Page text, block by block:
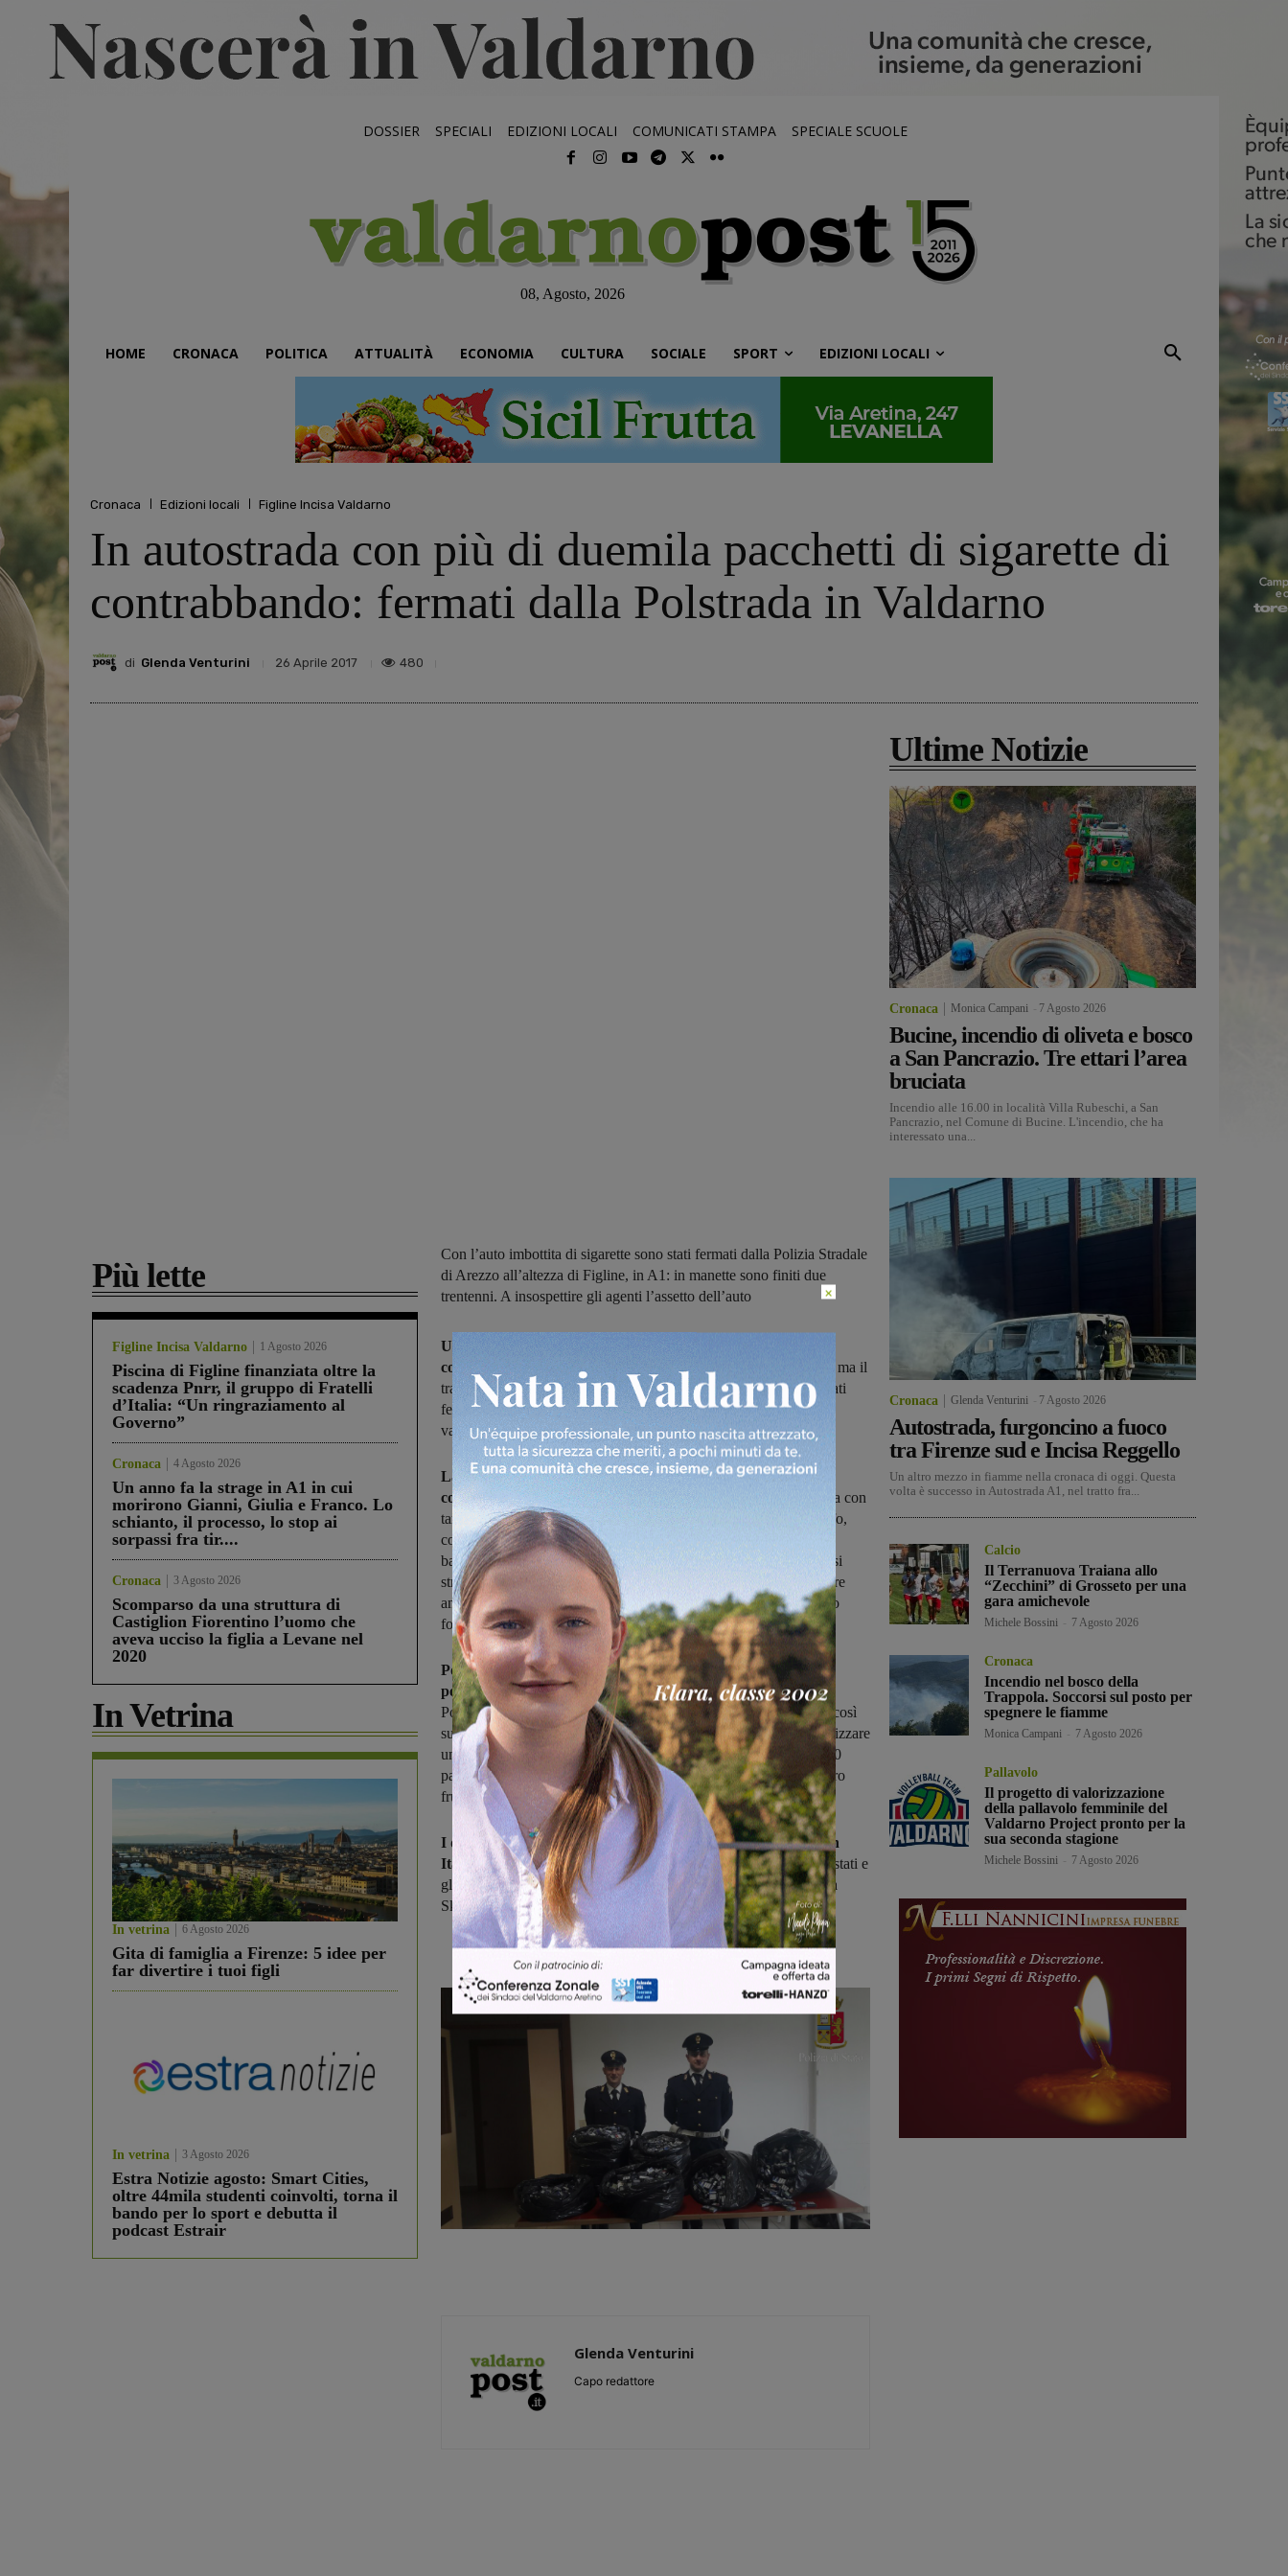
DOSSIER SPECIALI EDIZIONI LOCALI COMUNICATI STAMPA SPECIALE SCUOLE
08, Agosto, 2026
HOME CRONACA POLITICA ATTUALITÀ ECONOMIA CULTURA SOCIALE SPORT EDIZIONI LOCALI
Cronaca Edizioni locali Figline Incisa Valdarno
In autostrada con più di duemila pacchetti di sigarette di
contrabbando: fermati dalla Polstrada in Valdarno
di Glenda Venturini 26 Aprile 2017 480
Più lette
Figline Incisa Valdarno 1 Agosto 2026
Piscina di Figline finanziata oltre la
scadenza Pnrr, il gruppo di Fratelli
d’Italia: “Un ringraziamento al
Governo”
Cronaca 4 Agosto 2026
Un anno fa la strage in A1 in cui
morirono Gianni, Giulia e Franco. Lo
schianto, il processo, lo stop ai
sorpassi fra tir....
Cronaca 3 Agosto 2026
Scomparso da una struttura di
Castiglion Fiorentino l’uomo che
aveva ucciso la figlia a Levane nel
2020
In Vetrina
In vetrina 6 Agosto 2026
Gita di famiglia a Firenze: 5 idee per
far divertire i tuoi figli
In vetrina 3 Agosto 2026
Estra Notizie agosto: Smart Cities,
oltre 44mila studenti coinvolti, torna il
bando per lo sport e debutta il
podcast Estrair
Con l’auto imbottita di sigarette sono stati fermati dalla Polizia Stradale
di Arezzo all’altezza di Figline, in A1: in manette sono finiti due
trentenni. A insospettire gli agenti l’assetto dell’auto
Un carico di oltre 2200 pacchetti di sigarette, tutte di
contrabbando, provenienti dall'estero e dirette in Campania:
ma il
trasporto lungo l'A1 è finito male, e i due contrabbandieri sono stati
fermati e poi arrestati dalla Polizia Stradale di Arezzo nel tratto
valdarnese dell'autostrada, all'altezza di Figline.
La pattuglia, che si trovava impegnata in uno dei servizi di
controllo 'a reticolo' della Polstrada
, ha visto passare una Skoda con
targa polacca, che aveva un assetto simile a quello di un motoscafo,
con la parte anteriore più alta rispetto a quella posteriore. Niente
bagagli nell'abitacolo, ma nonostante questo il vano di carico quasi
strisciava a terra, mentre le ruote davanti facevano fatica a rimanere
ancorate al suolo. Sembrava chiaro, dunque, che l'assetto anomalo
fosse dovuto ad un peso sbilanciato.
Portata alla caserma di Battifolle, sulla Skoda è scattata la
perquisizione,e i sospetti degli agenti si sono rivelati fondati. La
Polstrada ha smontato prima i sedili, poi la tappezzeria, svelando così
sulla carrozzeria alcune saldature artigianali, fatte apposta per realizzare
un doppiofondo in cui nascondere le sigarette. Dentro, più di 2200
pacchetti di Bond e Rothmans che, immessi sul mercato, avrebbero
fruttato quasi 10mila euro.
I due contrabbandieri, trentenni stranieri che erano entrati in
Italia dal valico di Villesse
, vicino Gorizia, sono stati quindi arrestati e
gli agenti hanno posto sotto sequestro, oltre alle sigarette, anche la
Skoda.
Glenda Venturini
Capo redattore
Ultime Notizie
Cronaca Monica Campani 7 Agosto 2026
Bucine, incendio di oliveta e bosco
a San Pancrazio. Tre ettari l’area
bruciata
Incendio alle 16.00 in località Villa Rubeschi, a San
Pancrazio, nel Comune di Bucine. L'incendio, che ha
interessato una...
Cronaca Glenda Venturini 7 Agosto 2026
Autostrada, furgoncino a fuoco
tra Firenze sud e Incisa Reggello
Un altro mezzo in fiamme nella cronaca di oggi. Questa
volta è successo in Autostrada A1, nel tratto fra...
Calcio
Il Terranuova Traiana allo
“Zecchini” di Grosseto per una
gara amichevole
Michele Bossini 7 Agosto 2026
Cronaca
Incendio nel bosco della
Trappola. Soccorsi sul posto per
spegnere le fiamme
Monica Campani 7 Agosto 2026
Pallavolo
Il progetto di valorizzazione
della pallavolo femminile del
Valdarno Project pronto per la
sua seconda stagione
Michele Bossini 7 Agosto 2026
×